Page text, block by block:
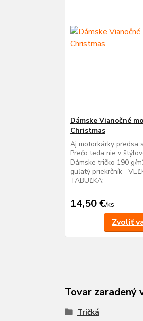
Dámske Vianočné
Christmas
Aj motorkárky predsa
Prečo teda nie v
Dámske tričko 190 g/
guľatý priekrčník
TABUĽKA:
14,50 €/ks
Zvoliť
Tovar zaradený
Tričká